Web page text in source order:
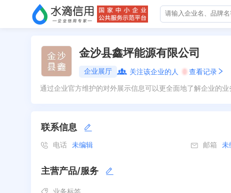
金沙县鑫坪能源有限公司
企业展厅 关注该企业的人 0 查看记录
通过企业官方维护的对外展示信息可以更全面地了解企业的
联系信息
电话 未编辑 邮箱 未
主营产品/服务
业务标签